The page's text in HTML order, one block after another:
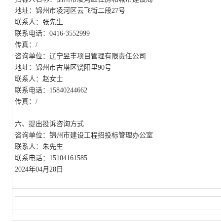
地址：锦州市凌河区云飞街二段27号
联系人：张先生
联系电话： 0416-3552999
传真： /
咨询单位：辽宁昱丰项目管理有限责任公司
地址：锦州市古塔区饶阳里90号
联系人： 赵女士
联系电话： 15840244662
传真： /
六、提出投诉咨询方式
咨询单位：锦州市建设工程招投标管理办公室
联系人：朱先生
联系电话： 15104161585
2024年04月 28 日